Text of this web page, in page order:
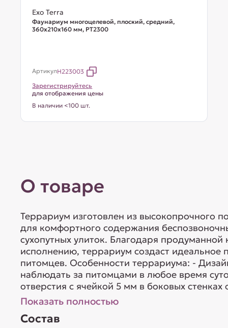
Exo Terra
Фаунариум многоцелевой, плоский, средний,
360х210х160 мм, PT2300
АртикулH223003
Зарегистрируйтесь
для отображения цены
В наличии <100 шт.
О товаре
Террариум изготовлен из высокопрочного
для комфортного содержания
сухопутных улиток. Благодаря продуманной
исполнению, террариум создаст идеальное
питомцев. Особенности террариума: -
наблюдать за питомцами в любое время
отверстия с ячейкой 5 мм в боковых стенках
Показать полностью
Состав